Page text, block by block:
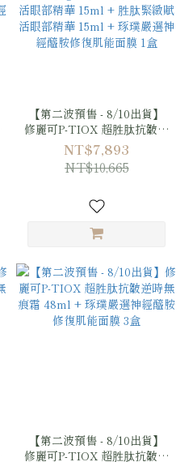
【第二波預售 - 8/10出貨】
修麗可P-TIOX 超胜肽抗皺逆
時無痕霜 48ml + 舒特膚胜
肽緊緻賦活精華 30g + 舒特
膚胜肽緊緻賦活眼部精華
華 15ml + 琢璞嚴選神經醯胺
NT$7,893
NT$10,665
【第二波預售 - 8/10出貨】
修麗可P-TIOX 超胜肽抗皺逆